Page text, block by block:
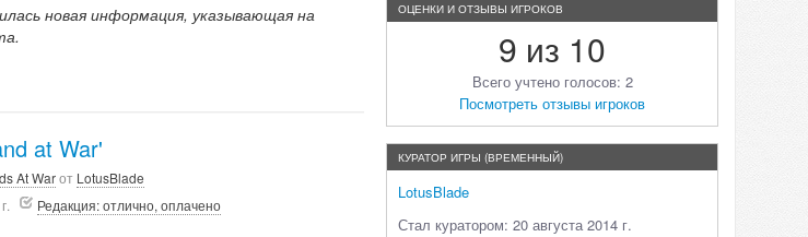
новая информация, указывающая на
at War'
At Warот LotusBlade
Редакция: отлично, оплачено
ОЦЕНКИ И ОТЗЫВЫ ИГРОКОВ
9 из 10
Всего учтено голосов: 2
Посмотреть отзывы игроков
КУРАТОР ИГРЫ (ВРЕМЕННЫЙ)
LotusBlade
Стал куратором: 20 августа 2014 г.